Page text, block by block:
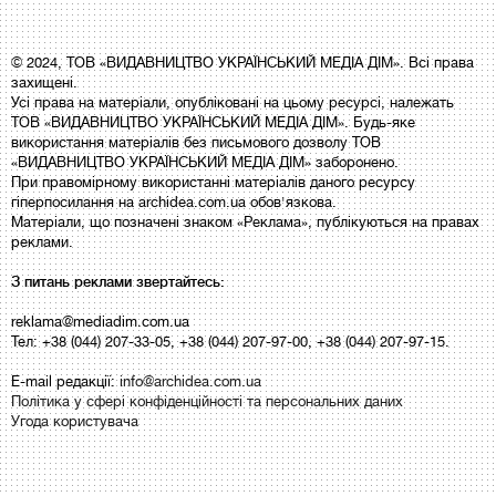
© 2024, ТОВ «ВИДАВНИЦТВО УКРАЇНСЬКИЙ МЕДІА ДІМ». Всі права
захищені.
Усі права на матеріали, опубліковані на цьому ресурсі, належать
ТОВ «ВИДАВНИЦТВО УКРАЇНСЬКИЙ МЕДІА ДІМ». Будь-яке
використання матеріалів без письмового дозволу ТОВ
«ВИДАВНИЦТВО УКРАЇНСЬКИЙ МЕДІА ДІМ» заборонено.
При правомірному використанні матеріалів даного ресурсу
гіперпосилання на archidea.com.ua обов'язкова.
Матеріали, що позначені знаком «Реклама», публікуються на правах
реклами.
З питань реклами звертайтесь:
reklama@mediadim.com.ua
Тел: +38 (044) 207-33-05, +38 (044) 207-97-00, +38 (044) 207-97-15.
E-mail редакції:info@archidea.com.ua
Політика у сфері конфіденційності та персональних даних
Угода користувача